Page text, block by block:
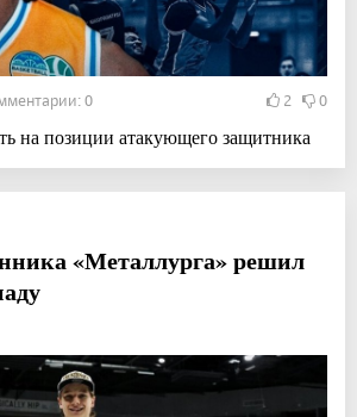
0 2 0
на позиции атакующего защитника
«Металлурга» решил